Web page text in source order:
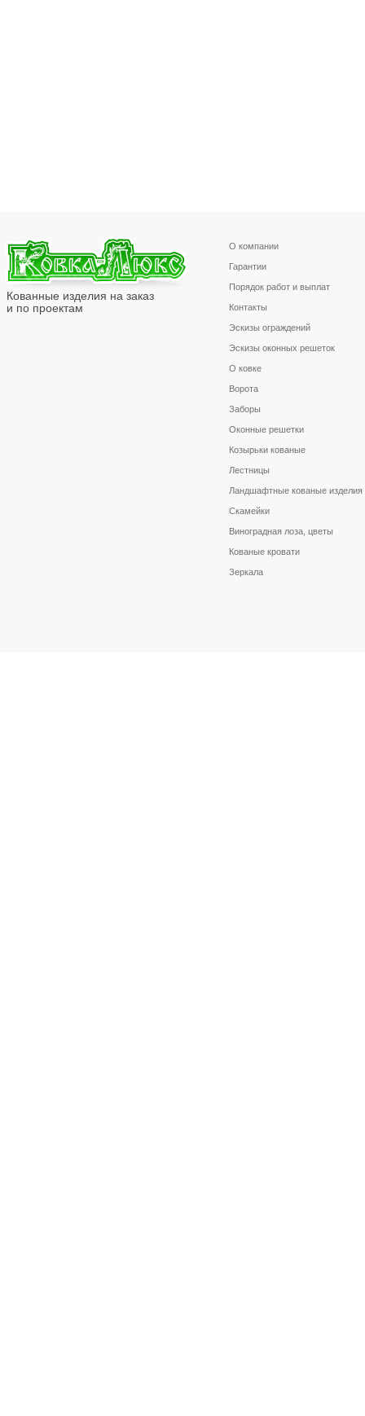
Кованные изделия на заказ
и по проектам
О компании
Гарантии
Порядок работ и выплат
Контакты
Эскизы ограждений
Эскизы оконных решеток
О ковке
Ворота
Заборы
Оконные решетки
Козырьки кованые
Лестницы
Ландшафтные кованые изделия
Скамейки
Виноградная лоза, цветы
Кованые кровати
Зеркала